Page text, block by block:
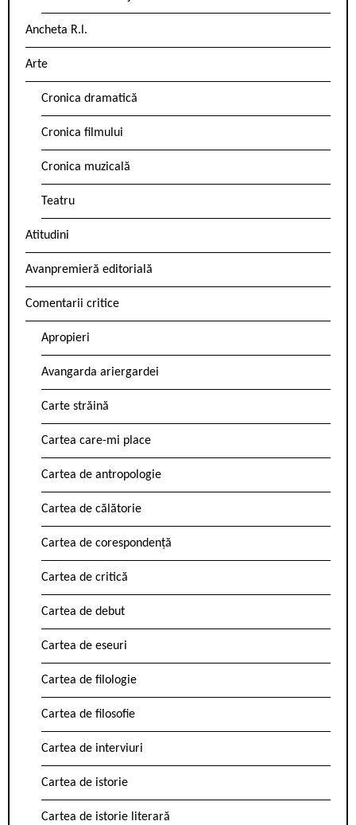
Ancheta R.l.
Arte
Cronica dramatică
Cronica filmului
Cronica muzicală
Teatru
Atitudini
Avanpremieră editorială
Comentarii critice
Apropieri
Avangarda ariergardei
Carte străină
Cartea care-mi place
Cartea de antropologie
Cartea de călătorie
Cartea de corespondență
Cartea de critică
Cartea de debut
Cartea de eseuri
Cartea de filologie
Cartea de filosofie
Cartea de interviuri
Cartea de istorie
Cartea de istorie literară